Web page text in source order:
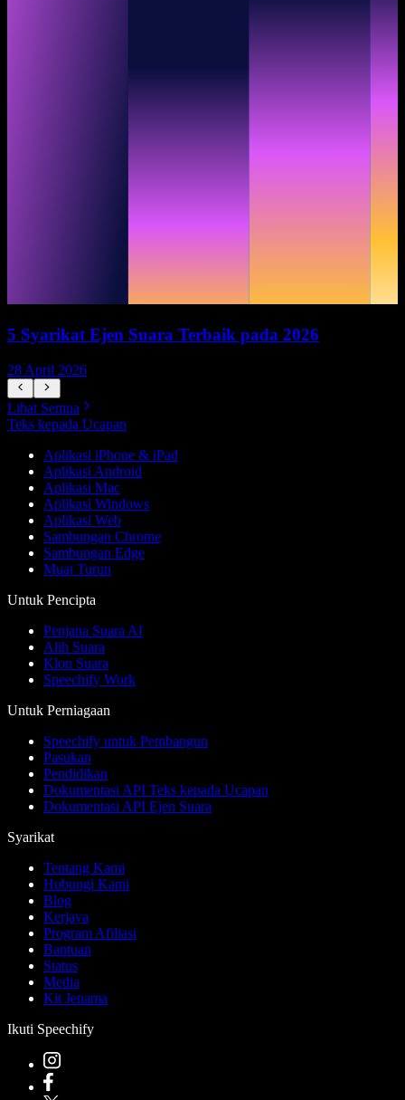
5 Syarikat Ejen Suara Terbaik pada 2026
28 April 2026
Lihat Semua
Teks kepada Ucapan
Aplikasi iPhone & iPad
Aplikasi Android
Aplikasi Mac
Aplikasi Windows
Aplikasi Web
Sambungan Chrome
Sambungan Edge
Muat Turun
Untuk Pencipta
Penjana Suara AI
Alih Suara
Klon Suara
Speechify Work
Untuk Perniagaan
Speechify untuk Pembangun
Pasukan
Pendidikan
Dokumentasi API Teks kepada Ucapan
Dokumentasi API Ejen Suara
Syarikat
Tentang Kami
Hubungi Kami
Blog
Kerjaya
Program Afiliasi
Bantuan
Status
Media
Kit Jenama
Ikuti Speechify